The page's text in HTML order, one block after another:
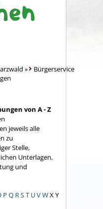
»
Bürgerservice
von A - Z
jeweils alle
zu
Stelle,
Unterlagen,
und
P Q RST UVWX Y